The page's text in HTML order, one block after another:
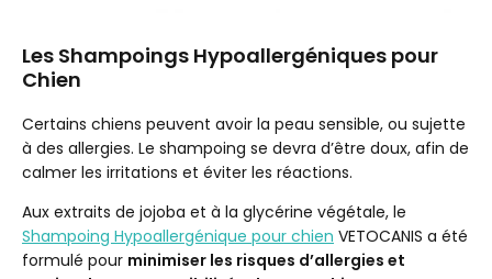
Les Shampoings Hypoallergéniques pour
Chien
Certains chiens peuvent avoir la peau sensible, ou sujette
à des allergies. Le shampoing se devra d’être doux, afin de
calmer les irritations et éviter les réactions.
Aux extraits de jojoba et à la glycérine végétale, le
Shampoing Hypoallergénique pour chien VETOCANIS a été
formulé pour minimiser les risques d’allergies et